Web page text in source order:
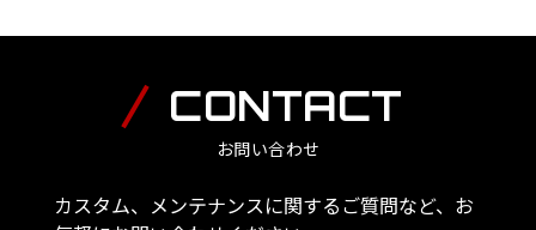
CONTACT
お問い合わせ
カスタム、メンテナンスに関するご質問など、お